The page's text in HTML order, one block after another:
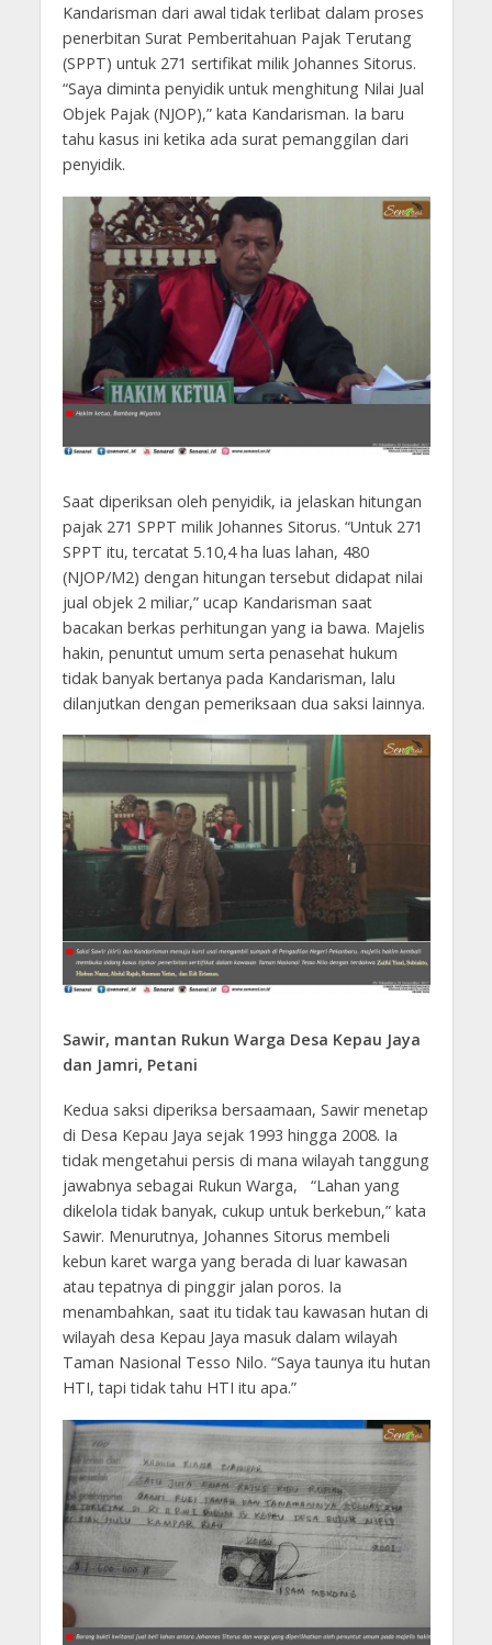
Kandarisman dari awal tidak terlibat dalam proses
penerbitan Surat Pemberitahuan Pajak Terutang
(SPPT) untuk 271 sertifikat milik Johannes Sitorus.
“Saya diminta penyidik untuk menghitung Nilai Jual
Objek Pajak (NJOP),” kata Kandarisman. Ia baru
tahu kasus ini ketika ada surat pemanggilan dari
penyidik.
Saat diperiksan oleh penyidik, ia jelaskan hitungan
pajak 271 SPPT milik Johannes Sitorus. “Untuk 271
SPPT itu, tercatat 5.10,4 ha luas lahan, 480
(NJOP/M2) dengan hitungan tersebut didapat nilai
jual objek 2 miliar,” ucap Kandarisman saat
bacakan berkas perhitungan yang ia bawa. Majelis
hakin, penuntut umum serta penasehat hukum
tidak banyak bertanya pada Kandarisman, lalu
dilanjutkan dengan pemeriksaan dua saksi lainnya.
Sawir, mantan Rukun Warga Desa Kepau Jaya
dan Jamri, Petani
Kedua saksi diperiksa bersaamaan, Sawir menetap
di Desa Kepau Jaya sejak 1993 hingga 2008. Ia
tidak mengetahui persis di mana wilayah tanggung
jawabnya sebagai Rukun Warga, “Lahan yang
dikelola tidak banyak, cukup untuk berkebun,” kata
Sawir. Menurutnya, Johannes Sitorus membeli
kebun karet warga yang berada di luar kawasan
atau tepatnya di pinggir jalan poros. Ia
menambahkan, saat itu tidak tau kawasan hutan di
wilayah desa Kepau Jaya masuk dalam wilayah
Taman Nasional Tesso Nilo. “Saya taunya itu hutan
HTI, tapi tidak tahu HTI itu apa.”